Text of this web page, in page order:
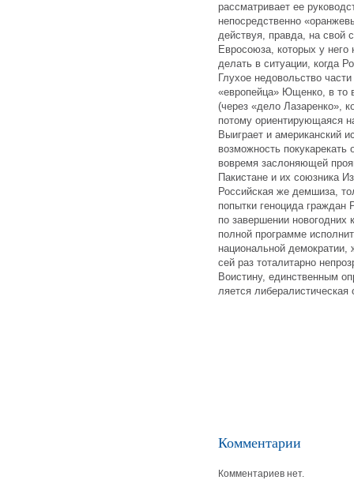
рассматривает ее
непосредственно
действуя, правда, на свой
Евросоюза, которых у
делать в ситуации, когда
Глухое недовольство
«европейца» Ющенко, в то
(через «дело Лазаренко»,
потому ориентирующаяся
Выиграет и американский
возможность
вовремя заслоняющей
Пакистане и их союзника
Российская же демшиза,
попытки геноцида
по завершении новогодних
полной программе
национальной
сей раз тоталитарно
Воистину, единственным
ляется либералистическая
Комментарии
Комментариев нет.